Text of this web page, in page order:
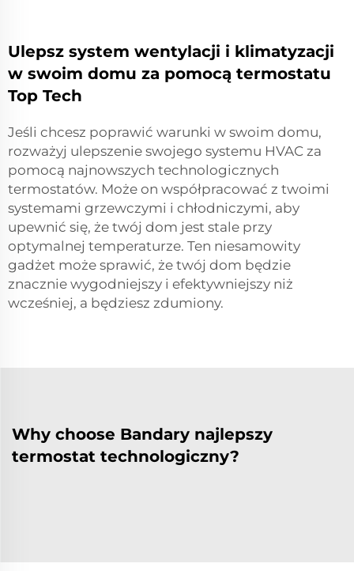
Ulepsz system wentylacji i klimatyzacji
w swoim domu za pomocą termostatu
Top Tech
Jeśli chcesz poprawić warunki w swoim domu,
rozważyj ulepszenie swojego systemu HVAC za
pomocą najnowszych technologicznych
termostatów. Może on współpracować z twoimi
systemami grzewczymi i chłodniczymi, aby
upewnić się, że twój dom jest stale przy
optymalnej temperaturze. Ten niesamowity
gadżet może sprawić, że twój dom będzie
znacznie wygodniejszy i efektywniejszy niż
wcześniej, a będziesz zdumiony.
Why choose Bandary najlepszy
termostat technologiczny?